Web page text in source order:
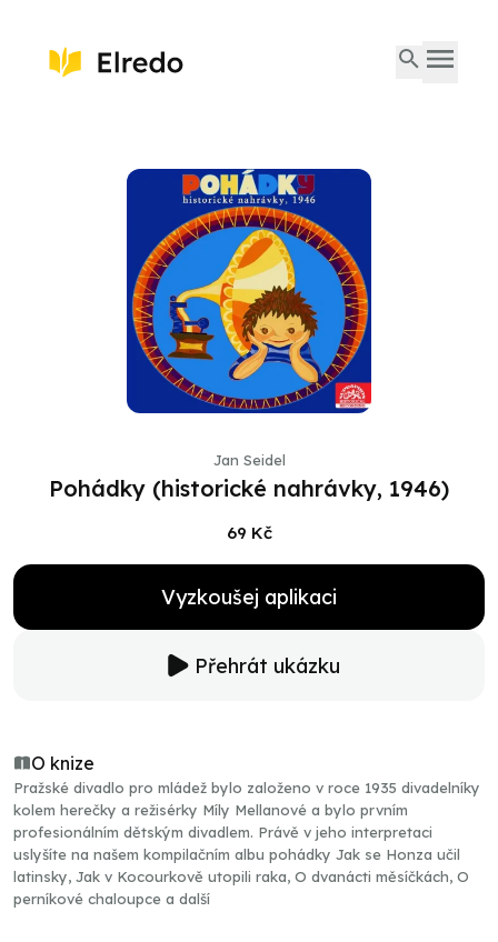
Jan Seidel
Pohádky (historické nahrávky, 1946)
69 Kč
Vyzkoušej aplikaci
Přehrát ukázku
O knize
Pražské divadlo pro mládež bylo založeno v roce 1935 divadelníky
kolem herečky a režisérky Míly Mellanové a bylo prvním
profesionálním dětským divadlem. Právě v jeho interpretaci
uslyšíte na našem kompilačním albu pohádky Jak se Honza učil
latinsky, Jak v Kocourkově utopili raka, O dvanácti měsíčkách, O
perníkové chaloupce a další